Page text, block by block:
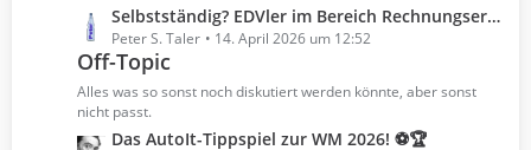
e
B
e
t
z
t
e
Selbstständig? EDVler im Bereich Rechnungserstellung?
Peter S. Taler 14. April 2026 um 12:52
Off-Topic
Alles was so sonst noch diskutiert werden könnte, aber sonst
nicht passt.
L
Das AutoIt-Tippspiel zur WM 2026! ⚽🏆